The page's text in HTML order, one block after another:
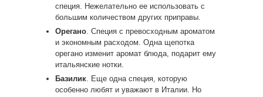
специя. Нежелательно ее использовать с
большим количеством других приправы.
Орегано . Специя с превосходным ароматом
и экономным расходом. Одна щепотка
орегано изменит аромат блюда, подарит ему
итальянские нотки.
Базилик . Еще одна специя, которую
особенно любят и уважают в Италии. Но